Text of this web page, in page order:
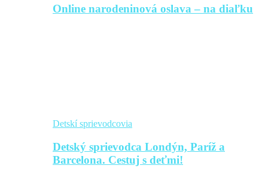
Online narodeninová oslava – na diaľku
Detskí sprievodcovia
Detský sprievodca Londýn, Paríž a
Barcelona. Cestuj s deťmi!